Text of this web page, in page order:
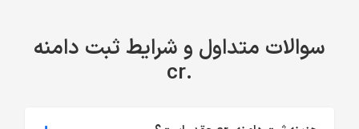
سوالات متداول و شرایط ثبت دامنه
.cr